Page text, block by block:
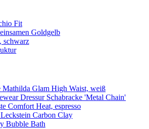
Fit
Goldgelb
schwarz
Mathilda Glam High Waist, weiß
Dressur Schabracke 'Metal Chain'
Comfort Heat, espresso
Carbon Clay
Bubble Bath